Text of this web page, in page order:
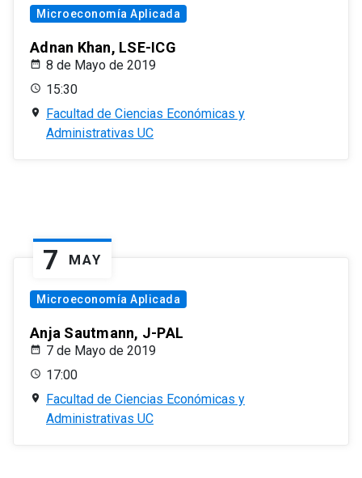
Microeconomía Aplicada
Adnan Khan, LSE-ICG
8 de Mayo de 2019
15:30
Facultad de Ciencias Económicas y
Administrativas UC
7 MAY
Microeconomía Aplicada
Anja Sautmann, J-PAL
7 de Mayo de 2019
17:00
Facultad de Ciencias Económicas y
Administrativas UC